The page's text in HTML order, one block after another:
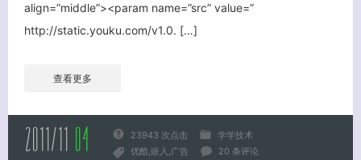
align=”middle”><param name=”src” value=”
http://static.youku.com/v1.0. […]
查看更多
2011/11 04 23943 次点击
学学技术
优酷 嵌入 广告 20 条评论